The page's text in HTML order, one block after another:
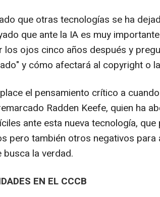
que otras tecnologías se ha
que ante la IA es muy
los ojos cinco años después y
y cómo afectará al copyright o
el pensamiento crítico a
Radden Keefe, quien ha
ante esta nueva tecnología, que
pero también otros negativos para
la verdad.
EN EL CCCB